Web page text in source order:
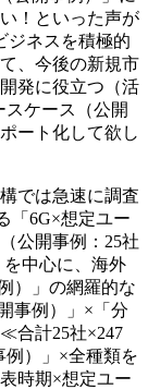
！といった声が
ジネスを積極的
、今後の新規市
発に役立つ（活
スケース（公開
ート化して欲し
では急速に調査
「6G×想定ユー
公開事例：25社
を中心に、海外
）」の網羅的な
事例）」×「分
合計25社×247
例）」×全種類を
時期×想定ユー